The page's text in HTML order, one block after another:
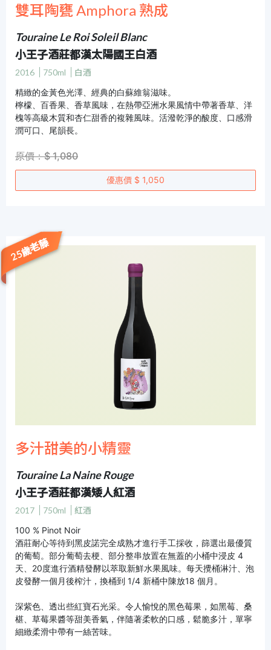
雙耳陶甕 Amphora 熟成
Touraine Le Roi Soleil Blanc
小王子酒莊都漢太陽國王白酒
2016 750ml
白酒
精緻的金黃色光澤、經典的白蘇維翁滋味。
檸檬、百香果、香草風味，在熱帶亞洲水果風情中帶著香草、洋
槐等高級木質和杏仁甜香的複雜風味。活潑乾淨的酸度、口感滑
潤可口、尾韻長。
原價：$ 1,080
優惠價 $ 1,050
25歲老藤
多汁甜美的小精靈
Touraine La Naine Rouge
小王子酒莊都漢矮人紅酒
2017 750ml
紅酒
100 % Pinot Noir
酒莊耐心等待到黑皮諾完全成熟才進行手工採收，篩選出最優質
的葡萄。部分葡萄去梗、部分整串放置在無蓋的小桶中浸皮 4
天、20度進行酒精發酵以萃取新鮮水果風味。每天攪桶淋汁、泡
皮發酵一個月後榨汁，換桶到 1/4 新桶中陳放18 個月。
深紫色、透出些紅寶石光采。令人愉悅的黑色莓果，如黑莓、桑
椹、草莓果醬等甜美香氣，伴隨著柔軟的口感，鬆脆多汁，單寧
細緻柔滑中帶有一絲苦味。